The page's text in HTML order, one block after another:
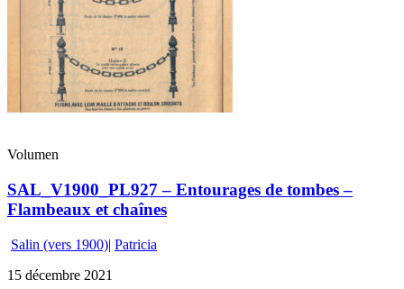
Volumen
SAL_V1900_PL927 – Entourages de tombes –
Flambeaux et chaînes
Salin (vers 1900)| Patricia
15 décembre 2021